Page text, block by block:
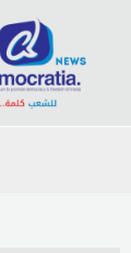
المحتوى